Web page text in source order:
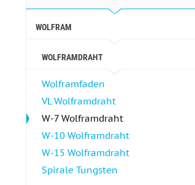
WOLFRAM
WOLFRAMDRAHT
Wolframfaden
VL Wolframdraht
W-7 Wolframdraht
W-10 Wolframdraht
W-15 Wolframdraht
Spirale Tungsten